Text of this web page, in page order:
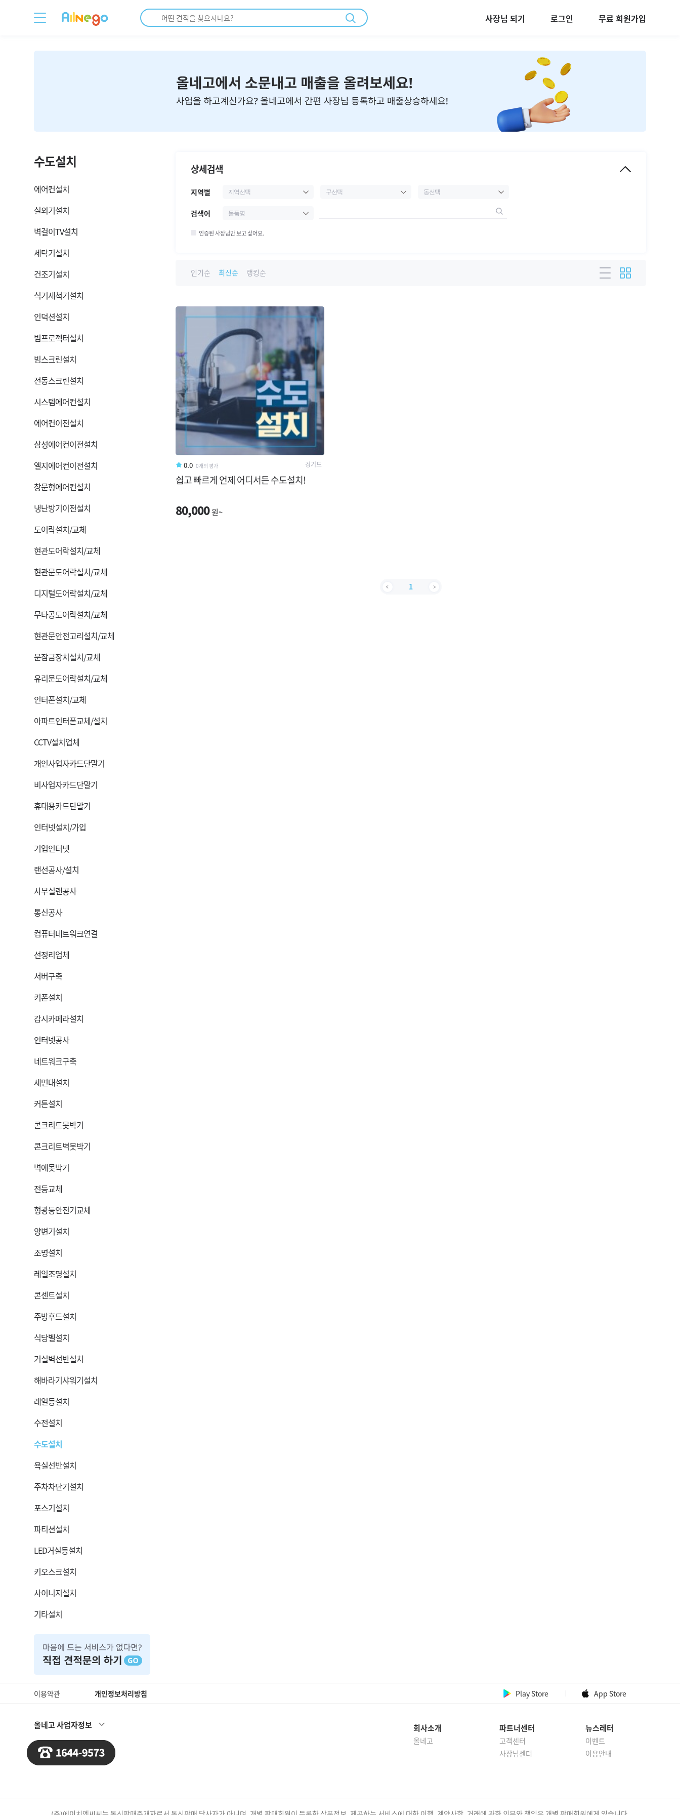
사장님 되기 로그인 무료 회원가입
수도설치
에어컨설치
실외기설치
벽걸이TV설치
세탁기설치
건조기설치
식기세척기설치
인덕션설치
빔프로젝터설치
빔스크린설치
전동스크린설치
시스템에어컨설치
에어컨이전설치
삼성에어컨이전설치
엘지에어컨이전설치
창문형에어컨설치
냉난방기이전설치
도어락설치/교체
현관도어락설치/교체
현관문도어락설치/교체
디지털도어락설치/교체
무타공도어락설치/교체
현관문안전고리설치/교체
문잠금장치설치/교체
유리문도어락설치/교체
인터폰설치/교체
아파트인터폰교체/설치
CCTV설치업체
개인사업자카드단말기
비사업자카드단말기
휴대용카드단말기
인터넷설치/가입
기업인터넷
랜선공사/설치
사무실랜공사
통신공사
컴퓨터네트워크연결
선정리업체
서버구축
키폰설치
감시카메라설치
인터넷공사
네트워크구축
세면대설치
커튼설치
콘크리트못박기
콘크리트벽못박기
벽에못박기
전등교체
형광등안전기교체
양변기설치
조명설치
레일조명설치
콘센트설치
주방후드설치
식당벨설치
거실벽선반설치
해바라기샤워기설치
레일등설치
수전설치
수도설치
욕실선반설치
주차차단기설치
포스기설치
파티션설치
LED거실등설치
키오스크설치
사이니지설치
기타설치
상세검색
지역별
검색어
인증된 사장님만 보고 싶어요.
인기순 최신순 랭킹순
0.0 0개의 평가 경기도
쉽고 빠르게 언제 어디서든 수도설치!
80,000원~
1
이용약관 개인정보처리방침 App Store
Play Store
올네고 사업자정보 회사소개
올네고
파트너센터
고객센터
사장님센터
뉴스레터
이벤트
이용안내